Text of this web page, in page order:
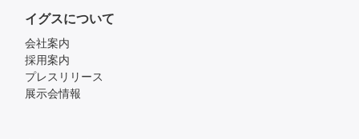
イグスについて
会社案内
採用案内
プレスリリース
展示会情報